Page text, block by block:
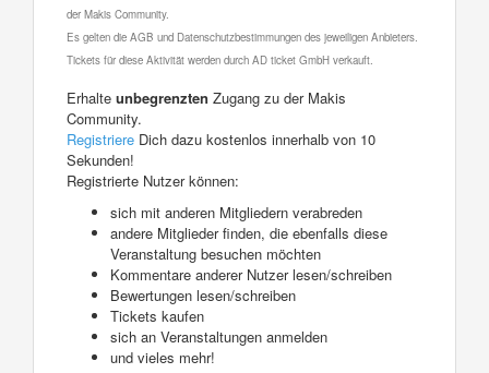
der Makis Community.
Es gelten die AGB und Datenschutzbestimmungen des jeweiligen Anbieters.
Tickets für diese Aktivität werden durch AD ticket GmbH verkauft.
Erhalte unbegrenzten Zugang zu der Makis
Community.
Registriere Dich dazu kostenlos innerhalb von 10
Sekunden!
Registrierte Nutzer können:
sich mit anderen Mitgliedern verabreden
andere Mitglieder finden, die ebenfalls diese
Veranstaltung besuchen möchten
Kommentare anderer Nutzer lesen/schreiben
Bewertungen lesen/schreiben
Tickets kaufen
sich an Veranstaltungen anmelden
und vieles mehr!